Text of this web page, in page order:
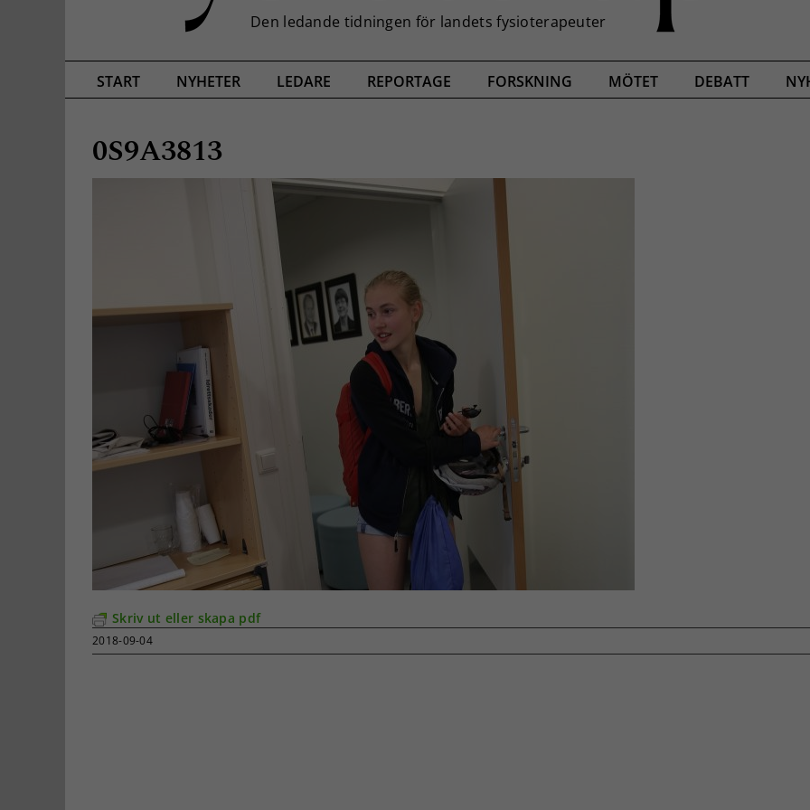
START NYHETER LEDARE REPORTAGE FORSKNING MÖTET DEBATT
0S9A3813
Skriv ut eller skapa pdf
2018-09-04